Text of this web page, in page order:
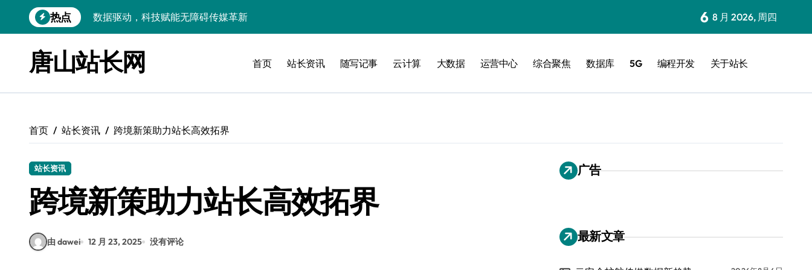
到
热点
VR跨界融合新趋势：站长资源全攻略
云计算弹性架构：智能资源调配揭秘
数据驱动传媒革新：交互优化实战解析
数据驱动下的传媒生态量子跃迁
数据驱动创新：科技赋能传媒增长
云安全护航传媒数据新趋势
6 8 月 2026, 周四
唐山站长网 首页 站长资讯 随写记事 云计算 大数据 运营中心 综合聚焦 数据库 5G 编程开发 关于站长
首页 站长资讯 跨境新策助力站长高效拓界
站长资讯
跨境新策助力站长高效拓界
由 dawei 12 月 23, 2025 没有评论
广告
最新文章